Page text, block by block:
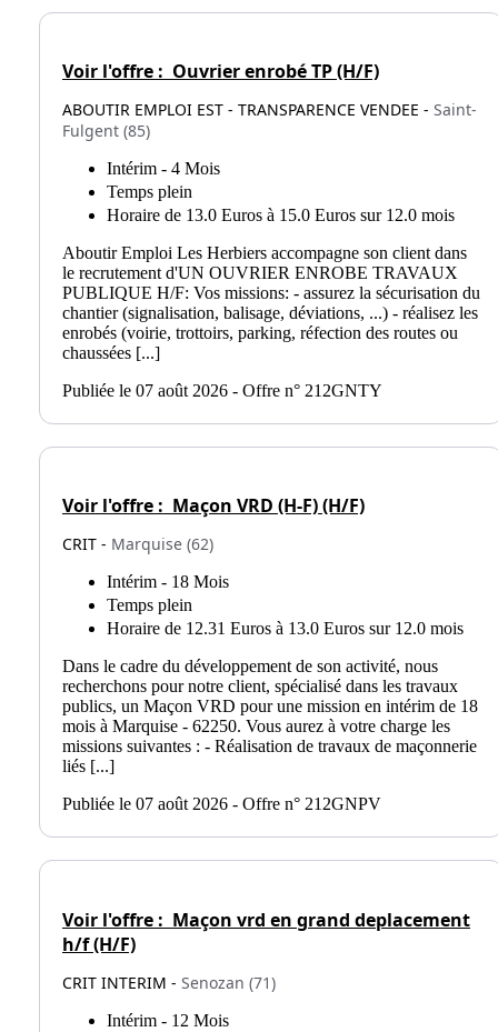
Voir l'offre : Ouvrier enrobé TP (H/F)
ABOUTIR EMPLOI EST - TRANSPARENCE VENDEE - Saint-
Fulgent (85)
Intérim - 4 Mois
Temps plein
Horaire de 13.0 Euros à 15.0 Euros sur 12.0 mois
Aboutir Emploi Les Herbiers accompagne son client dans
le recrutement d'UN OUVRIER ENROBE TRAVAUX
PUBLIQUE H/F: Vos missions: - assurez la sécurisation du
chantier (signalisation, balisage, déviations, ...) - réalisez les
enrobés (voirie, trottoirs, parking, réfection des routes ou
chaussées [...]
Publiée le 07 août 2026 - Offre n° 212GNTY
Voir l'offre : Maçon VRD (H-F) (H/F)
CRIT - Marquise (62)
Intérim - 18 Mois
Temps plein
Horaire de 12.31 Euros à 13.0 Euros sur 12.0 mois
Dans le cadre du développement de son activité, nous
recherchons pour notre client, spécialisé dans les travaux
publics, un Maçon VRD pour une mission en intérim de 18
mois à Marquise - 62250. Vous aurez à votre charge les
missions suivantes : - Réalisation de travaux de maçonnerie
liés [...]
Publiée le 07 août 2026 - Offre n° 212GNPV
Voir l'offre : Maçon vrd en grand deplacement
h/f (H/F)
CRIT INTERIM - Senozan (71)
Intérim - 12 Mois